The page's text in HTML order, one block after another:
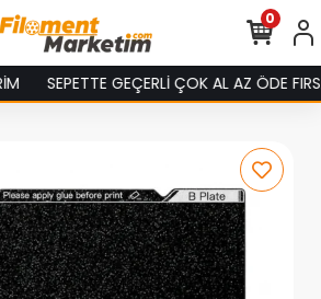
SEPETTE GEÇERLİ ÇOK AL AZ ÖDE
0